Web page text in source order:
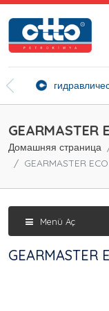
агенты
GEARMASTER
Домашняя страница
GEARMASTER
Menü Aç
GEARMASTER